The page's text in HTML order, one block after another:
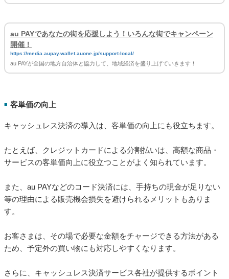
au PAYであなたの街を応援しよう！いろんな街でキャンペーン
開催！
https://media.aupay.wallet.auone.jp/support-local/
au PAYが全国の地方自治体と協力して、地域経済を盛り上げていきます！
■ 客単価の向上
キャッシュレス決済の導入は、客単価の向上にも役立ちます。
たとえば、クレジットカードによる分割払いは、高額な商品・
サービスの客単価向上に役立つことがよく知られています。
また、au PAYなどのコード決済には、手持ちの現金が足りない
等の理由による販売機会損失を避けられるメリットもありま
す。
お客さまは、その場で必要な金額をチャージできる方法がある
ため、予定外の買い物にも対応しやすくなります。
さらに、キャッシュレス決済サービス各社が提供するポイント